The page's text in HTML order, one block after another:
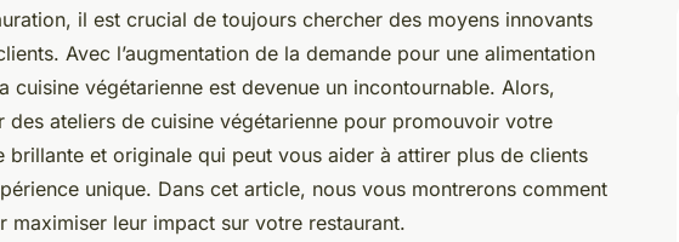
il est crucial de toujours chercher des moyens innovants
Avec l’augmentation de la demande pour une alimentation
cuisine végétarienne est devenue un incontournable. Alors,
des ateliers de cuisine végétarienne pour promouvoir votre
brillante et originale qui peut vous aider à attirer plus de clients
unique. Dans cet article, nous vous montrerons comment
maximiser leur impact sur votre restaurant.